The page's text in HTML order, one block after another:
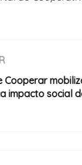
Cooperar
impacto social